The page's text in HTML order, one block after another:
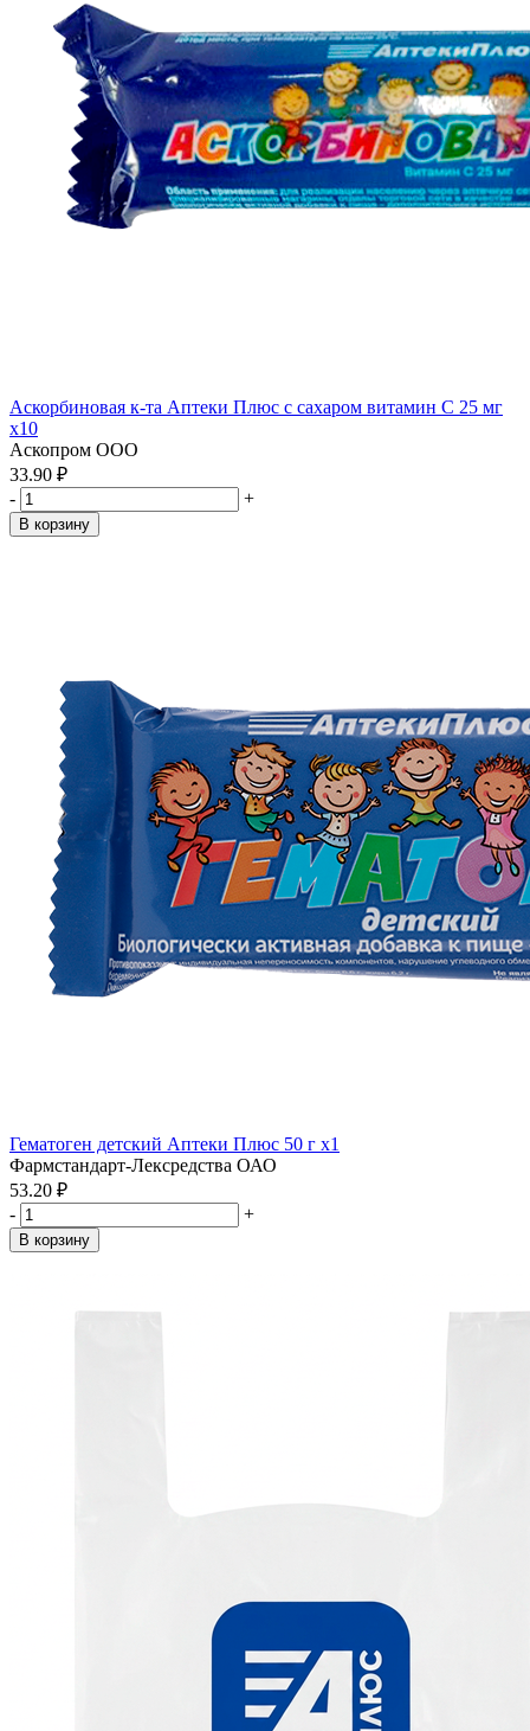
Аскорбиновая к-та Аптеки Плюс с сахаром витамин С 25 мг
x10
Аскопром ООО
33.90 ₽
-
+
В корзину
Гематоген детский Аптеки Плюс 50 г x1
Фармстандарт-Лексредства ОАО
53.20 ₽
-
+
В корзину